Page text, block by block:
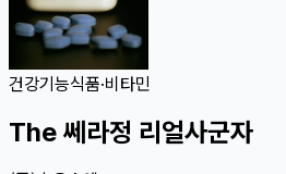
건강기능식품·비타민
The 쎄라정 리얼사군자